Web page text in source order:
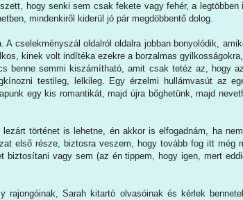
hogy senki sem csak fekete vagy fehér, a legtöbben
mindenkiről kiderül jó pár megdöbbentő dolog.
cselekményszál oldalról oldalra jobban bonyolódik,
kinek volt indítéka ezekre a borzalmas
benne semmi kiszámítható, amit csak tetéz az, hogy
testileg, lelkileg. Egy érzelmi hullámvasút az
egy kis romantikát, majd újra bőghetünk, majd
történet is lehetne, én akkor is elfogadnám, ha
első része, biztosra veszem, hogy tovább fog itt még
biztosítani vagy sem (az én tippem, hogy igen, mert
Sarah kitartó olvasóinak és kérlek